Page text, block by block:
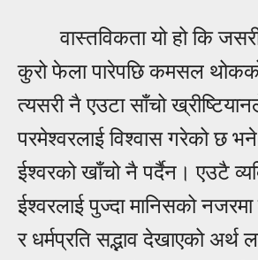
वास्तविकता यो हो कि
कुरो फेला पारेपछि कमसल
त्यसरी नै एउटा साँचो
परमेश्वरलाई विश्वास गरेको छ
ईश्वरको खाँचो नै पर्दैन। एउटै
ईश्वरलाई पुज्दा मानिसको
र धर्मप्रति सद्भाव देखाएको अर्थ